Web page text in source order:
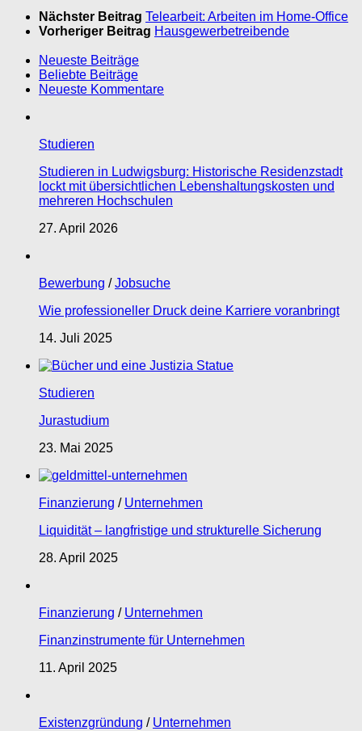
Nächster Beitrag Telearbeit: Arbeiten im Home-Office
Vorheriger Beitrag Hausgewerbetreibende
Neueste Beiträge
Beliebte Beiträge
Neueste Kommentare
Studieren
Studieren in Ludwigsburg: Historische Residenzstadt
lockt mit übersichtlichen Lebenshaltungskosten und
mehreren Hochschulen
27. April 2026
Bewerbung / Jobsuche
Wie professioneller Druck deine Karriere voranbringt
14. Juli 2025
Studieren
Jurastudium
23. Mai 2025
Finanzierung / Unternehmen
Liquidität – langfristige und strukturelle Sicherung
28. April 2025
Finanzierung / Unternehmen
Finanzinstrumente für Unternehmen
11. April 2025
Existenzgründung / Unternehmen